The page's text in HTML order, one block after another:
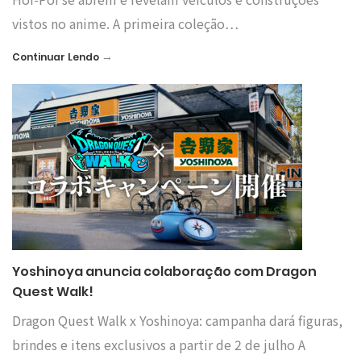
vistos no anime. A primeira coleção…
Continuar Lendo →
Yoshinoya anuncia colaboração com Dragon
Quest Walk!
Dragon Quest Walk x Yoshinoya: campanha dará figuras,
brindes e itens exclusivos a partir de 2 de julho A